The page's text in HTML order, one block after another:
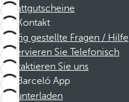
Rabattgutscheine
Kontakt
Häufig gestellte Fragen / Hilfe
Reservieren Sie Telefonisch
Kontaktieren Sie uns
Barceló App
Herunterladen